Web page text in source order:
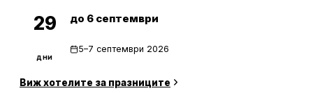
29
дни
до 6 септември
5–7 септември 2026
Виж хотелите за празниците